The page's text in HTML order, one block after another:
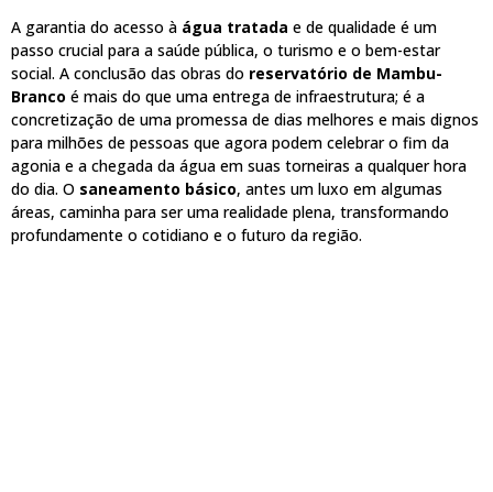
A garantia do acesso à água tratada e de qualidade é um
passo crucial para a saúde pública, o turismo e o bem-estar
social. A conclusão das obras do reservatório de Mambu-
Branco é mais do que uma entrega de infraestrutura; é a
concretização de uma promessa de dias melhores e mais dignos
para milhões de pessoas que agora podem celebrar o fim da
agonia e a chegada da água em suas torneiras a qualquer hora
do dia. O saneamento básico, antes um luxo em algumas
áreas, caminha para ser uma realidade plena, transformando
profundamente o cotidiano e o futuro da região.